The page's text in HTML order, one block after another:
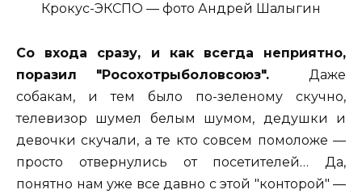
Крокус-ЭКСПО — фото Андрей Шалыгин
Со входа сразу, и как всегда неприятно,
поразил "Росохотрыболовсоюз". Даже
собакам, и тем было по-зеленому скучно,
телевизор шумел белым шумом, дедушки и
девочки скучали, а те кто совсем помоложе —
просто отвернулись от посетителей… Да,
понятно нам уже все давно с этой "конторой" —